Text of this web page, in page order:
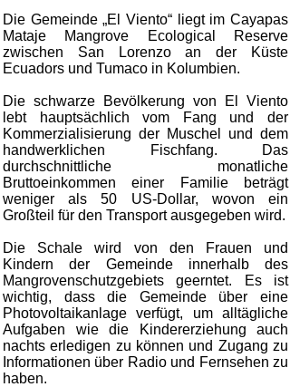
Die Gemeinde „El Viento“ liegt im Cayapas
Mataje Mangrove Ecological Reserve
zwischen San Lorenzo an der Küste
Ecuadors und Tumaco in Kolumbien.
Die schwarze Bevölkerung von El Viento
lebt hauptsächlich vom Fang und der
Kommerzialisierung der Muschel und dem
handwerklichen Fischfang. Das
durchschnittliche monatliche
Bruttoeinkommen einer Familie beträgt
weniger als 50 US-Dollar, wovon ein
Großteil für den Transport ausgegeben wird.
Die Schale wird von den Frauen und
Kindern der Gemeinde innerhalb des
Mangrovenschutzgebiets geerntet. Es ist
wichtig, dass die Gemeinde über eine
Photovoltaikanlage verfügt, um alltägliche
Aufgaben wie die Kindererziehung auch
nachts erledigen zu können und Zugang zu
Informationen über Radio und Fernsehen zu
haben.